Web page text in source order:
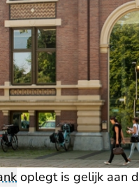
oplegt is gelijk aan